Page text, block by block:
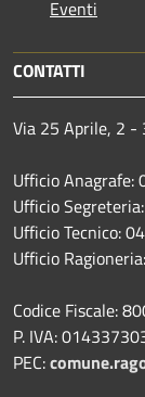
Eventi
CONTATTI
Via 25 Aprile, 2 -
Ufficio
Ufficio
Ufficio Tecnico:
Ufficio
Codice Fiscale:
P. IVA:
PEC: